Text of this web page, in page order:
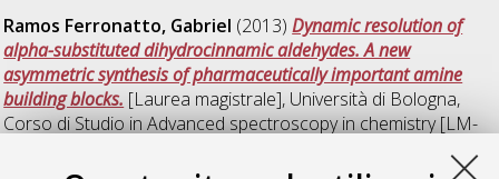
Ramos Ferronatto, Gabriel (2013)Dynamic resolution of
alpha-substituted dihydrocinnamic aldehydes. A new
asymmetric synthesis of pharmaceutically important amine
building blocks. [Laurea magistrale], Università di Bologna,
Corso di Studio inAdvanced spectroscopy in chemistry [LM-